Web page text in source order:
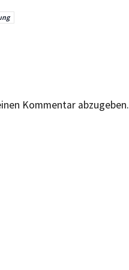
Kommentar abzugeben.